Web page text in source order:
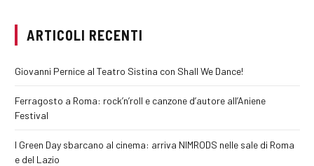
ARTICOLI RECENTI
Giovanni Pernice al Teatro Sistina con Shall We Dance!
Ferragosto a Roma: rock’n’roll e canzone d’autore all’Aniene
Festival
I Green Day sbarcano al cinema: arriva NIMRODS nelle sale di Roma
e del Lazio